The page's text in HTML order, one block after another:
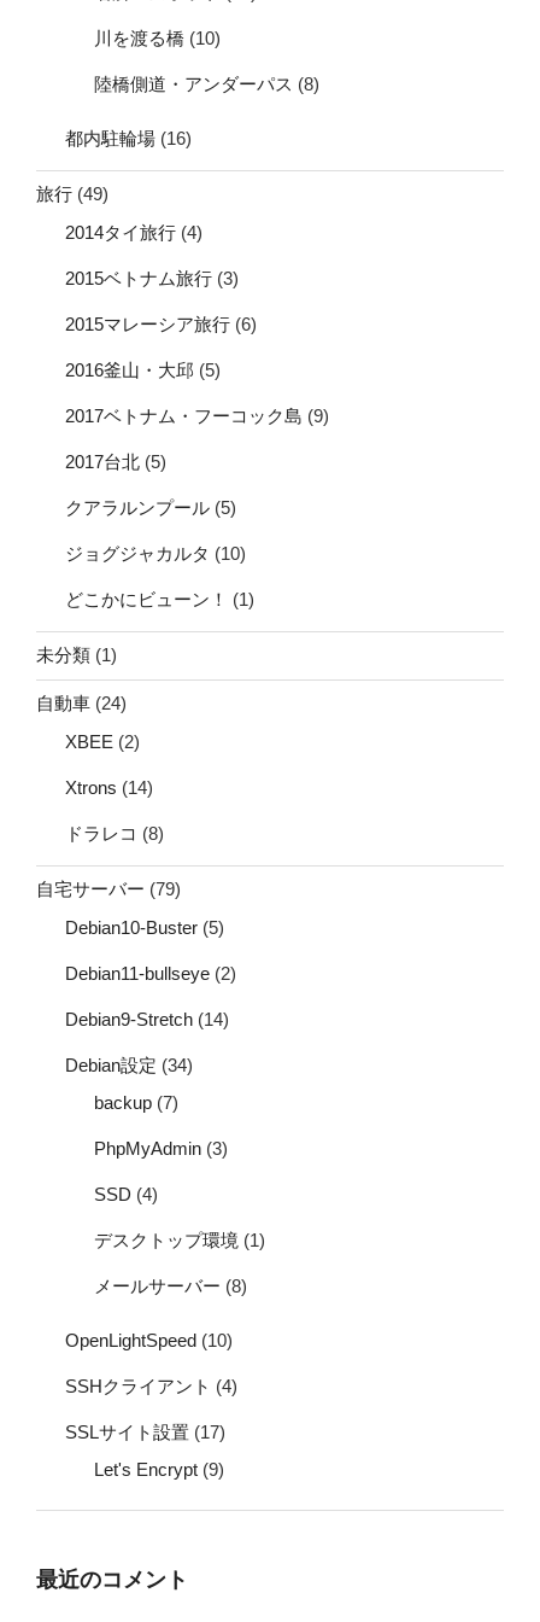
川を渡る橋 (10)
陸橋側道・アンダーパス (8)
都内駐輪場 (16)
旅行 (49)
2014タイ旅行 (4)
2015ベトナム旅行 (3)
2015マレーシア旅行 (6)
2016釜山・大邱 (5)
2017ベトナム・フーコック島 (9)
2017台北 (5)
クアラルンプール (5)
ジョグジャカルタ (10)
どこかにビューン！ (1)
未分類 (1)
自動車 (24)
XBEE (2)
Xtrons (14)
ドラレコ (8)
自宅サーバー (79)
Debian10-Buster (5)
Debian11-bullseye (2)
Debian9-Stretch (14)
Debian設定 (34)
backup (7)
PhpMyAdmin (3)
SSD (4)
デスクトップ環境 (1)
メールサーバー (8)
OpenLightSpeed (10)
SSHクライアント (4)
SSLサイト設置 (17)
Let's Encrypt (9)
最近のコメント